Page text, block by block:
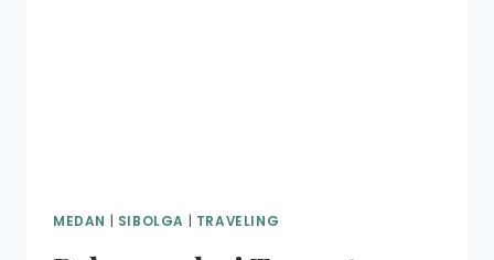
MEDAN SIBOLGA TRAVELING